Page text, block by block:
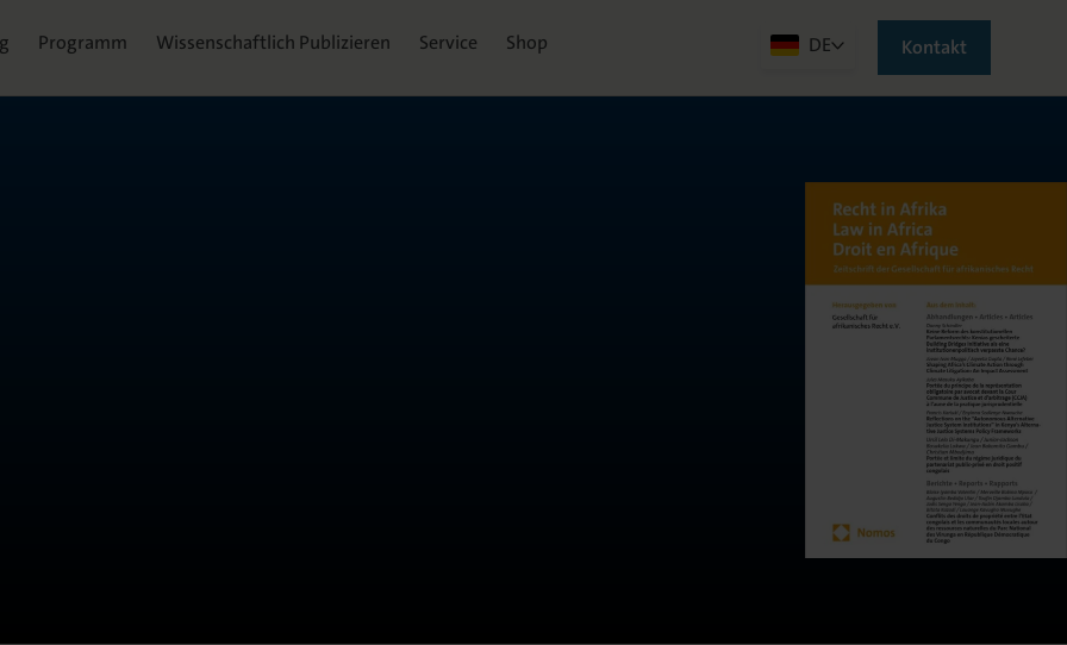
Programm Wissenschaftlich Publizieren Service Shop DE Kontakt